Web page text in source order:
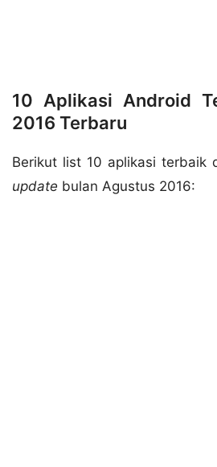
10 Aplikasi Android
2016 Terbaru
Berikut list 10 aplikasi terbaik
update bulan Agustus 2016: